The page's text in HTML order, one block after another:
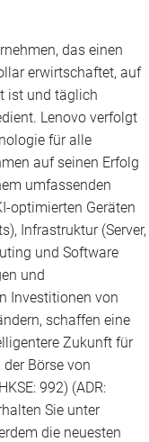
das einen
erwirtschaftet, auf
ist und täglich
Lenovo verfolgt
für alle
auf seinen Erfolg
umfassenden
optimierten Geräten
Infrastruktur (Server,
und Software
und
Investitionen von
schaffen eine
Zukunft für
Börse von
992) (ADR:
Sie unter
die neuesten